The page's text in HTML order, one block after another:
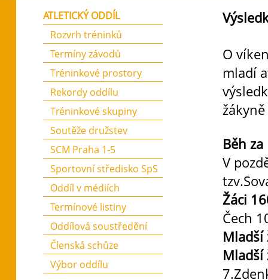
O
mladí
Běh
V
Žáci
Čech
Mladší
ATLETICKÝ ODDÍL
Rozvrh tréninků
Termíny závodů
Tréninkové prostory
Rekordy oddílu
Tréninkové skupiny
Soutěže družstev
SCM Praha 1-5
Sportovní středisko SpS
Oddíl v médiích
Termínové listiny
Oddílová soustředění
Členská schůze
Výbor oddílu